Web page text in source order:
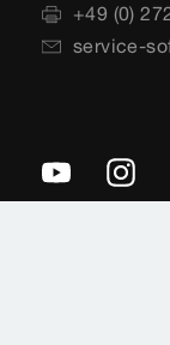
+49 (0)
service-